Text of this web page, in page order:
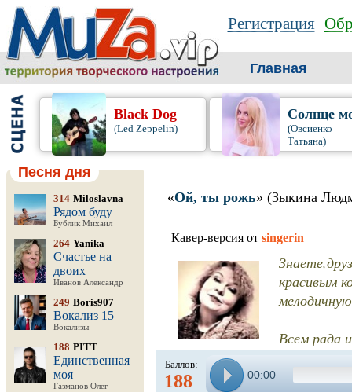
Регистрация
Главная
Black Dog
(Led Zeppelin)
Солнце
(Овсиенко
Татьяна)
Песня дня
314 Miloslavna
Рядом буду
Бублик Михаил
264 Yanika
Счастье на
двоих
Иванов Александр
249 Boris907
Вокализ 15
Вокализы
188 PITT
Единственная
моя
Газманов Олег
«Ой, ты рожь» (Зыкина
Кавер-версия от singerin
красивым
Всем рада
Баллов:
188 00:00